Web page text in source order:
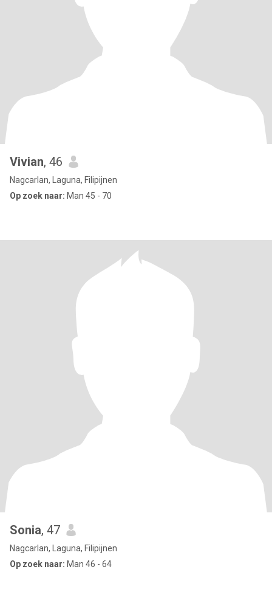
Vivian, 46
Nagcarlan, Laguna, Filipijnen
Op zoek naar: Man 45 - 70
Sonia, 47
Nagcarlan, Laguna, Filipijnen
Op zoek naar: Man 46 - 64